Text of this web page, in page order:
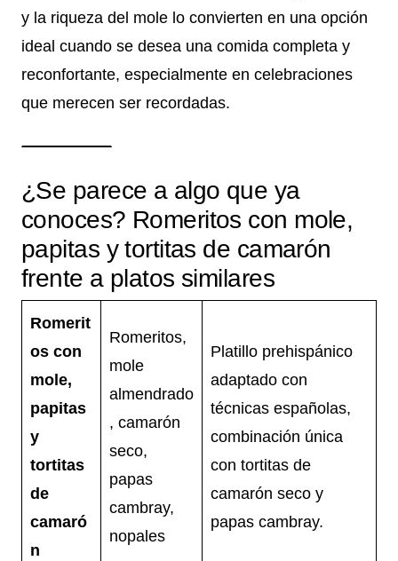
y la riqueza del mole lo convierten en una opción
ideal cuando se desea una comida completa y
reconfortante, especialmente en celebraciones
que merecen ser recordadas.
¿Se parece a algo que ya
conoces? Romeritos con mole,
papitas y tortitas de camarón
frente a platos similares
Romerit
os con
mole,
papitas
y
tortitas
de
camaró
n
Romeritos,
mole
almendrado
, camarón
seco,
papas
cambray,
nopales
Platillo prehispánico
adaptado con
técnicas españolas,
combinación única
con tortitas de
camarón seco y
papas cambray.